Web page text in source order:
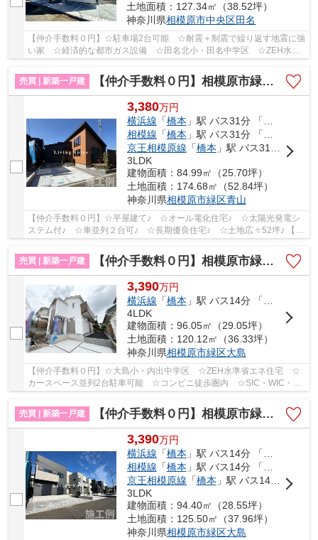
土地面積：127.34㎡（38.52坪）
神奈川県相模原市中央区田名
【仲介手数料０円】☆駐車場2台可能 ☆耐震＋制震で繰り返す地震に強
い家 ☆経済的な都市ガス設備 ☆田名北小・田名中学区 ☆ZEH水準
売買 | 新築一戸建
【仲介手数料０円】相模原市緑区青山Ⅲ 新築平屋建て
3,380万円
横浜線 「橋本 」駅 バス31分 「関」 停歩8分
相模線 「橋本 」駅 バス31分 「関」 停歩8分
京王相模原線 「橋本 」駅 バス31分 「関」 停歩8分
3LDK
建物面積：84.99㎡（25.70坪）
土地面積：174.68㎡（52.84坪）
神奈川県相模原市緑区青山
【仲介手数料０円】☆平屋建て♪ ☆オール電化住宅♪ ☆太陽光発電シ
ステム付♪ ☆車並列２台可♪ ☆長期優良住宅♪ ☆土地広々52坪♪ 【相
模原市緑区の新築一戸建ての事ならリビングボイスに...
売買 | 新築一戸建
【仲介手数料０円】相模原市緑区大島1期 新築一戸建て
3,390万円
横浜線 「橋本 」駅 バス14分 「上大島（神奈川県）」 停歩6分
4LDK
建物面積：96.05㎡（29.05坪）
土地面積：120.12㎡（36.33坪）
神奈川県相模原市緑区大島
【仲介手数料０円】☆大島小・内出中学区 ☆ZEH水準省エネ住宅 ☆
カースペース並列2台駐車可能 ☆コンビニ徒歩圏内 ☆SIC・WIC・パ
ントリーなど収納スペース豊富 ☆リビングイン階段♪ ...
売買 | 新築一戸建
【仲介手数料０円】相模原市緑区大島 新築一戸建て 全3棟
3,390万円
横浜線 「橋本 」駅 バス14分 「上大島（神奈川県）」 停歩2分
相模線 「橋本 」駅 バス14分 「上大島（神奈川県）」 停歩2分
京王相模原線 「橋本 」駅 バス14分 「上大島（神奈川県）」 停歩2分
3LDK
建物面積：94.40㎡（28.55坪）
土地面積：125.50㎡（37.96坪）
神奈川県相模原市緑区大島